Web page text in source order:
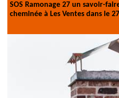
SOS Ramonage 27 un savoir-
cheminée à Les Ventes dans le